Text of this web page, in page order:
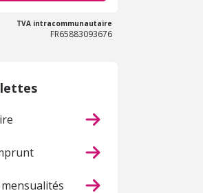
TVA intracommunautaire
FR65883093676